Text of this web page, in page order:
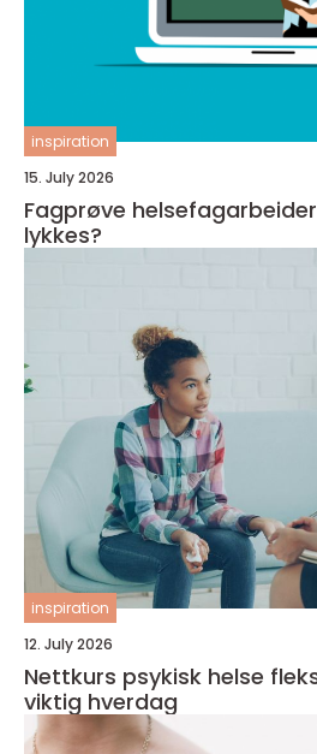
inspiration
15. July 2026
Fagprøve helsefagarbeider hva kreves for å
lykkes?
inspiration
12. July 2026
Nettkurs psykisk helse fleksibel læring for en
viktig hverdag